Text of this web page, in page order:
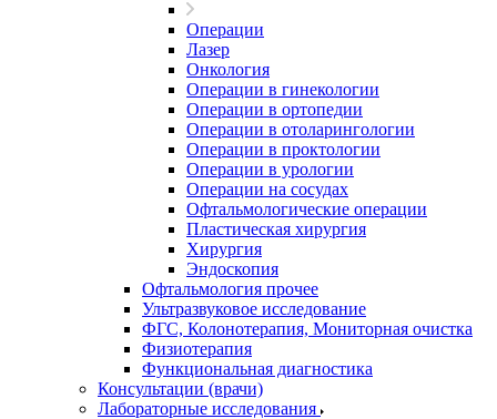
Операции
Лазер
Онкология
Операции в гинекологии
Операции в ортопедии
Операции в отоларингологии
Операции в проктологии
Операции в урологии
Операции на сосудах
Офтальмологические операции
Пластическая хирургия
Хирургия
Эндоскопия
Офтальмология прочее
Ультразвуковое исследование
ФГС, Колонотерапия, Мониторная очистка
Физиотерапия
Функциональная диагностика
Консультации (врачи)
Лабораторные исследования